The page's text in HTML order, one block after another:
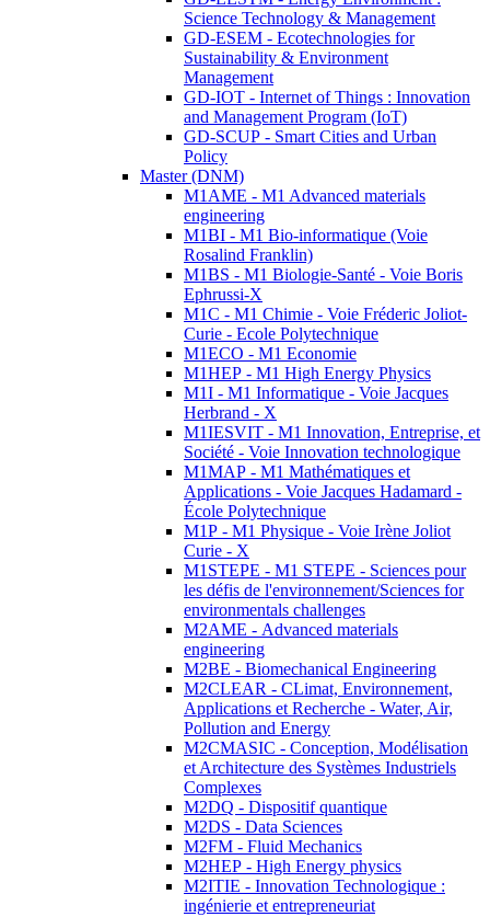
Science Technology & Management
GD-ESEM - Ecotechnologies for
Sustainability & Environment
Management
GD-IOT - Internet of Things : Innovation
and Management Program (IoT)
GD-SCUP - Smart Cities and Urban
Policy
Master (DNM)
M1AME - M1 Advanced materials
engineering
M1BI - M1 Bio-informatique (Voie
Rosalind Franklin)
M1BS - M1 Biologie-Santé - Voie Boris
Ephrussi-X
M1C - M1 Chimie - Voie Fréderic Joliot-
Curie - Ecole Polytechnique
M1ECO - M1 Economie
M1HEP - M1 High Energy Physics
M1I - M1 Informatique - Voie Jacques
Herbrand - X
M1IESVIT - M1 Innovation, Entreprise, et
Société - Voie Innovation technologique
M1MAP - M1 Mathématiques et
Applications - Voie Jacques Hadamard -
École Polytechnique
M1P - M1 Physique - Voie Irène Joliot
Curie - X
M1STEPE - M1 STEPE - Sciences pour
les défis de l'environnement/Sciences for
environmentals challenges
M2AME - Advanced materials
engineering
M2BE - Biomechanical Engineering
M2CLEAR - CLimat, Environnement,
Applications et Recherche - Water, Air,
Pollution and Energy
M2CMASIC - Conception, Modélisation
et Architecture des Systèmes Industriels
Complexes
M2DQ - Dispositif quantique
M2DS - Data Sciences
M2FM - Fluid Mechanics
M2HEP - High Energy physics
M2ITIE - Innovation Technologique :
ingénierie et entrepreneuriat